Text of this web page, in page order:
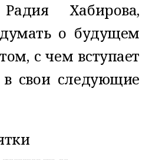
Хабирова,
о будущем
с чем вступает
свои следующие